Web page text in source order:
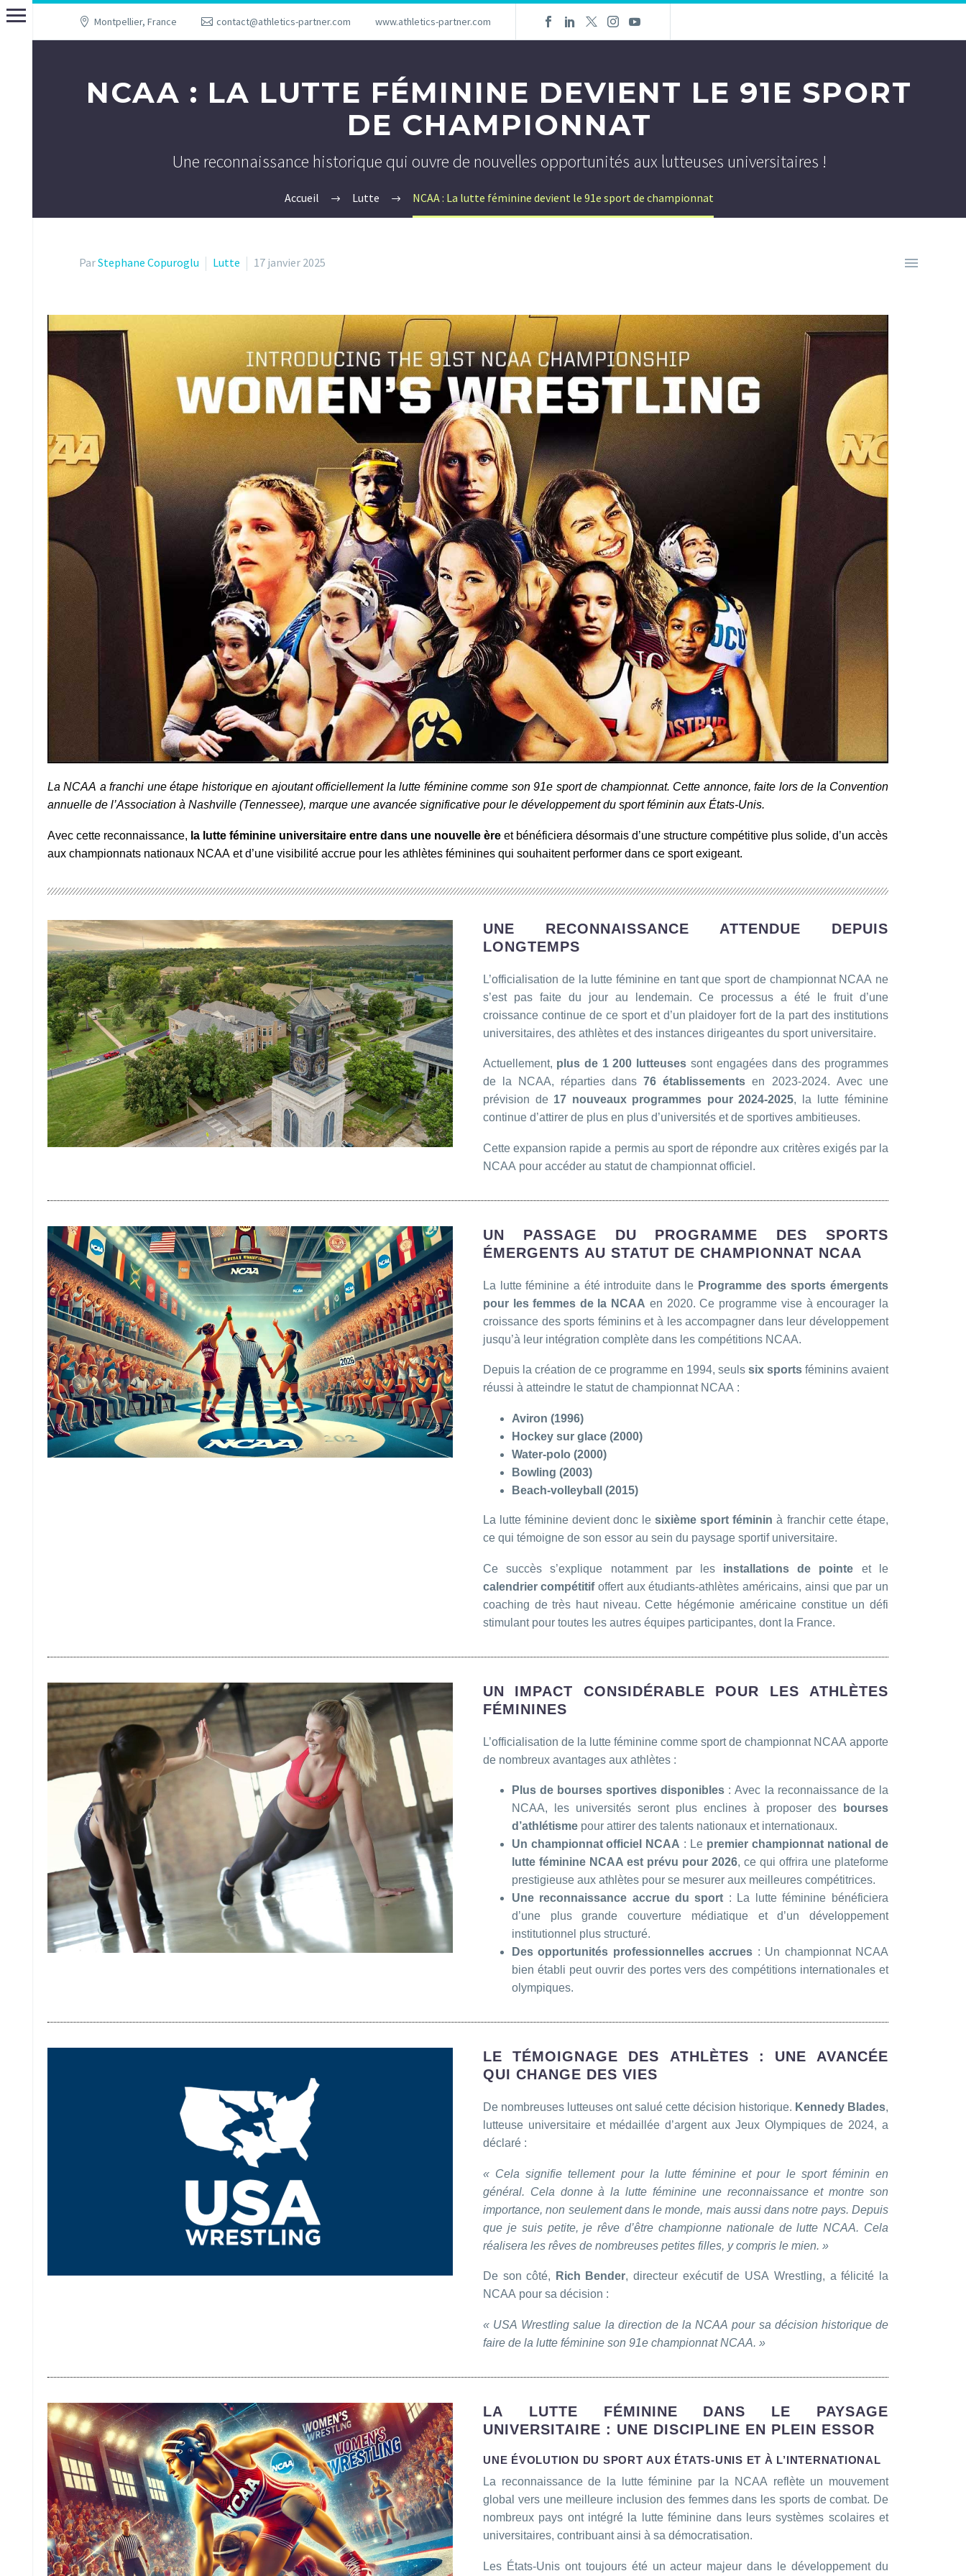
Montpellier, France contact@athletics-partner.com www.athletics-partner.com
NCAA : LA LUTTE FÉMININE DEVIENT LE 91E SPORT
DE CHAMPIONNAT
Une reconnaissance historique qui ouvre de nouvelles opportunités aux lutteuses universitaires !
Accueil Lutte NCAA : La lutte féminine devient le 91e sport de championnat

ParStephane Copuroglu Lutte 17 janvier 2025
La NCAA a franchi une étape historique en ajoutant officiellement la lutte féminine comme son 91e sport de championnat. Cette annonce, faite lors de la Convention
annuelle de l’Association à Nashville (Tennessee), marque une avancée significative pour le développement du sport féminin aux États-Unis.
Avec cette reconnaissance, la lutte féminine universitaire entre dans une nouvelle ère et bénéficiera désormais d’une structure compétitive plus solide, d’un accès
aux championnats nationaux NCAA et d’une visibilité accrue pour les athlètes féminines qui souhaitent performer dans ce sport exigeant.
UNE RECONNAISSANCE ATTENDUE DEPUIS
LONGTEMPS
L’officialisation de la lutte féminine en tant que sport de championnat NCAA ne
s’est pas faite du jour au lendemain. Ce processus a été le fruit d’une
croissance continue de ce sport et d’un plaidoyer fort de la part des institutions
universitaires, des athlètes et des instances dirigeantes du sport universitaire.
Actuellement, plus de 1 200 lutteuses sont engagées dans des programmes
de la NCAA, réparties dans 76 établissements en 2023-2024. Avec une
prévision de 17 nouveaux programmes pour 2024-2025, la lutte féminine
continue d’attirer de plus en plus d’universités et de sportives ambitieuses.
Cette expansion rapide a permis au sport de répondre aux critères exigés par la
NCAA pour accéder au statut de championnat officiel.
UN PASSAGE DU PROGRAMME DES SPORTS
ÉMERGENTS AU STATUT DE CHAMPIONNAT NCAA
La lutte féminine a été introduite dans le Programme des sports émergents
pour les femmes de la NCAA en 2020. Ce programme vise à encourager la
croissance des sports féminins et à les accompagner dans leur développement
jusqu’à leur intégration complète dans les compétitions NCAA.
Depuis la création de ce programme en 1994, seuls six sports féminins avaient
réussi à atteindre le statut de championnat NCAA :
Aviron (1996)
Hockey sur glace (2000)
Water-polo (2000)
Bowling (2003)
Beach-volleyball (2015)
La lutte féminine devient donc le sixième sport féminin à franchir cette étape,
ce qui témoigne de son essor au sein du paysage sportif universitaire.
Ce succès s’explique notamment par les installations de pointe et le
calendrier compétitifoffert aux étudiants-athlètes américains, ainsi que par un
coaching de très haut niveau. Cette hégémonie américaine constitue un défi
stimulant pour toutes les autres équipes participantes, dont la France.
UN IMPACT CONSIDÉRABLE POUR LES ATHLÈTES
FÉMININES
L’officialisation de la lutte féminine comme sport de championnat NCAA apporte
de nombreux avantages aux athlètes :
Plus de bourses sportives disponibles : Avec la reconnaissance de la
NCAA, les universités seront plus enclines à proposer des
bourses
d’athlétisme pour attirer des talents nationaux et internationaux.
Un championnat officiel NCAA : Le premier championnat national de
lutte féminine NCAA est prévu pour 2026, ce qui offrira une plateforme
prestigieuse aux athlètes pour se mesurer aux meilleures compétitrices.
Une reconnaissance accrue du sport : La lutte féminine bénéficiera
d’une plus grande couverture médiatique et d’un développement
institutionnel plus structuré.
Des opportunités professionnelles accrues : Un championnat NCAA
bien établi peut ouvrir des portes vers des compétitions internationales et
olympiques.
LE TÉMOIGNAGE DES ATHLÈTES : UNE AVANCÉE
QUI CHANGE DES VIES
De nombreuses lutteuses ont salué cette décision historique. Kennedy Blades,
lutteuse universitaire et médaillée d’argent aux Jeux Olympiques de 2024, a
déclaré :
« Cela signifie tellement pour la lutte féminine et pour le sport féminin en
général. Cela donne à la lutte féminine une reconnaissance et montre son
importance, non seulement dans le monde, mais aussi dans notre pays. Depuis
que je suis petite, je rêve d’être championne nationale de lutte NCAA. Cela
réalisera les rêves de nombreuses petites filles, y compris le mien. »
De son côté, Rich Bender, directeur exécutif de USA Wrestling, a félicité la
NCAA pour sa décision :
« USA Wrestling salue la direction de la NCAA pour sa décision historique de
faire de la lutte féminine son 91e championnat NCAA. »
LA LUTTE FÉMININE DANS LE PAYSAGE
UNIVERSITAIRE : UNE DISCIPLINE EN PLEIN ESSOR
UNE ÉVOLUTION DU SPORT AUX ÉTATS-UNIS ET À L’INTERNATIONAL
La reconnaissance de la lutte féminine par la NCAA reflète un mouvement
global vers une meilleure inclusion des femmes dans les sports de combat. De
nombreux pays ont intégré la lutte féminine dans leurs systèmes scolaires et
universitaires, contribuant ainsi à sa démocratisation.
Les États-Unis ont toujours été un acteur majeur dans le développement du